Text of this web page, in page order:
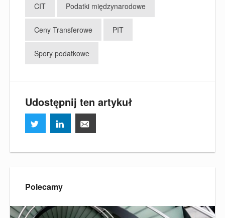
CIT Podatki międzynarodowe
Ceny Transferowe PIT
Spory podatkowe
Udostępnij ten artykuł
Polecamy